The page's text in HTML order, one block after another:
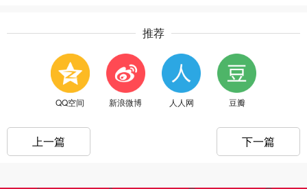
推荐
QQ空间 新浪微博 人人网 豆瓣
上一篇 下一篇